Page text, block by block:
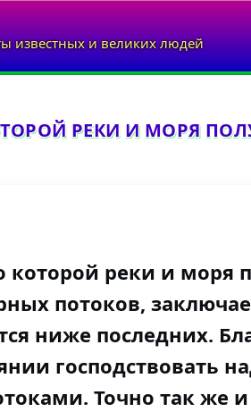
известных и великих людей
РЕКИ И МОРЯ
которой реки и моря
потоков,
ниже последних.
господствовать
Точно так же